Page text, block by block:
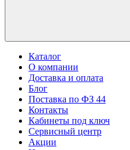
Каталог
О компании
Доставка и оплата
Блог
Поставка по ФЗ 44
Контакты
Кабинеты под ключ
Сервисный центр
Акции